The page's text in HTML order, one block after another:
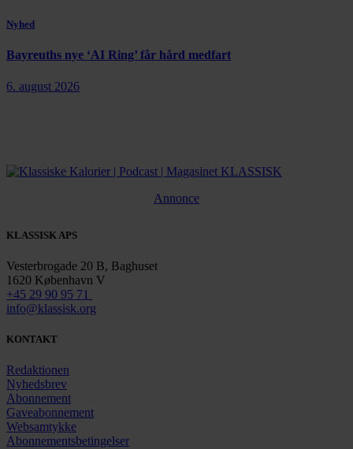
Nyhed
Bayreuths nye ‘AI Ring’ får hård medfart
6. august 2026
Annonce
KLASSISK APS
Vesterbrogade 20 B, Baghuset
1620 København V
+45 29 90 95 71
info@klassisk.org
KONTAKT
Redaktionen
Nyhedsbrev
Abonnement
Gaveabonnement
Websamtykke
Abonnementsbetingelser